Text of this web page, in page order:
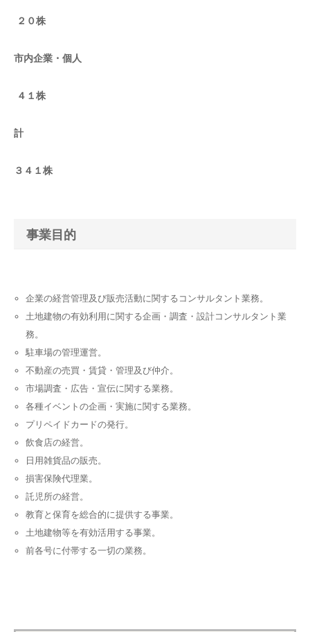
２０株
市内企業・個人
４１株
計
３４１株
事業目的
企業の経営管理及び販売活動に関するコンサルタント業務。
土地建物の有効利用に関する企画・調査・設計コンサルタント業
務。
駐車場の管理運営。
不動産の売買・賃貸・管理及び仲介。
市場調査・広告・宣伝に関する業務。
各種イベントの企画・実施に関する業務。
プリペイドカードの発行。
飲食店の経営。
日用雑貨品の販売。
損害保険代理業。
託児所の経営。
教育と保育を総合的に提供する事業。
土地建物等を有効活用する事業。
前各号に付帯する一切の業務。